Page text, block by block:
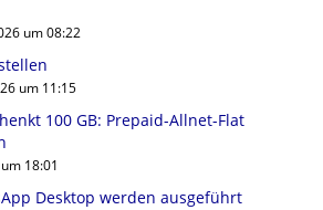
um 08:22
um 11:15
100 GB: Prepaid-Allnet-Flat
18:01
Desktop werden ausgeführt